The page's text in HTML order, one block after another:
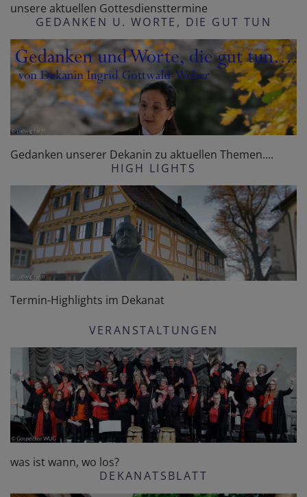
unsere aktuellen Gottesdiensttermine
GEDANKEN U. WORTE, DIE GUT TUN
Gedanken unserer Dekanin zu aktuellen Themen....
HIGH LIGHTS
Termin-Highlights im Dekanat
VERANSTALTUNGEN
was ist wann, wo los?
DEKANATSBLATT